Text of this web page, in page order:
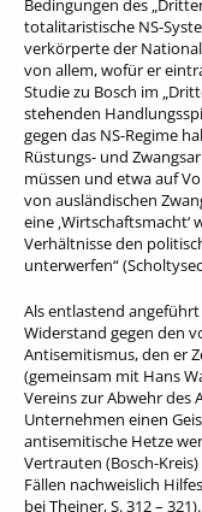
Bedingungen des
totalitaristische NS-
verkörperte der
von allem, wofür er
Studie zu Bosch im
stehenden
gegen das NS-Regime
Rüstungs- und
müssen und etwa auf
von ausländischen
eine
Verhältnisse den
unterwerfen“
Als entlastend
Widerstand gegen den
Antisemitismus, den er
(gemeinsam mit Hans
Vereins zur Abwehr des
Unternehmen einen
antisemitische Hetze
Vertrauten (Bosch-
Fällen nachweislich
bei Theiner, S. 312 –